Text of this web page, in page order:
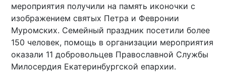
мероприятия получили на память иконочки с
изображением святых Петра и Февронии
Муромских. Семейный праздник посетили более
150 человек, помощь в организации мероприятия
оказали 11 добровольцев Православной Службы
Милосердия Екатеринбургской епархии.